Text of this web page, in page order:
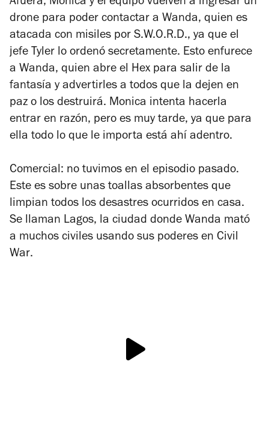
drone para poder contactar a Wanda, quien es
atacada con misiles por S.W.O.R.D., ya que el
jefe Tyler lo ordenó secretamente. Esto enfurece
a Wanda, quien abre el Hex para salir de la
fantasía y advertirles a todos que la dejen en
paz o los destruirá. Monica intenta hacerla
entrar en razón, pero es muy tarde, ya que para
ella todo lo que le importa está ahí adentro.
Comercial: no tuvimos en el episodio pasado.
Este es sobre unas toallas absorbentes que
limpian todos los desastres ocurridos en casa.
Se llaman Lagos, la ciudad donde Wanda mató
a muchos civiles usando sus poderes en Civil
War.